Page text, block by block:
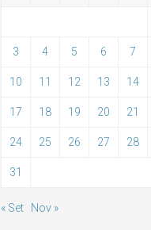
3 4 5 6 7
10 11 12 13 14
17 18 19 20 21
24 25 26 27 28
31
« Set Nov »